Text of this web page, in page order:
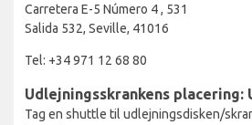
Carretera E-5 Número 4 , 531
Salida 532, Seville, 41016
Tel: +34 971 12 68 80
Udlejningsskrankens placering:
Tag en shuttle til udlejningsdisken/